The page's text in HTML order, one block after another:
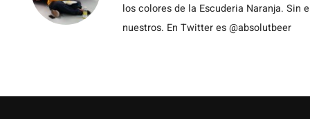
los colores de la Escuderia Naranja. Sin
nuestros. En Twitter es @absolutbeer